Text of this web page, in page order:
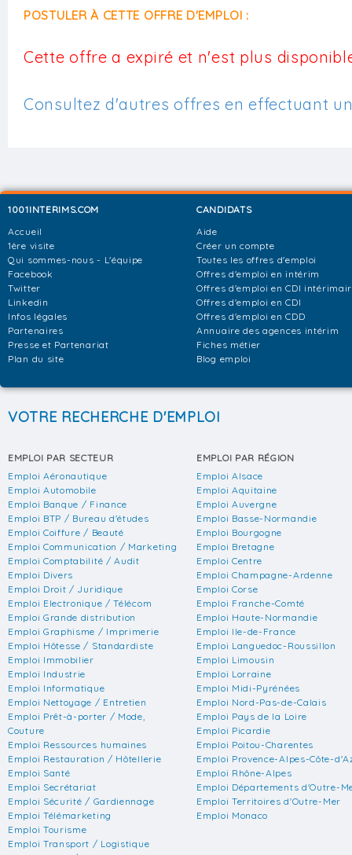
POSTULER À CETTE OFFRE D'EMPLOI :
Cette offre a expiré et n'est plus
Consultez d'autres offres en effectuant
1001INTERIMS.COM
Accueil
1ère visite
Qui sommes-nous - L'équipe
Facebook
Twitter
Linkedin
Infos légales
Partenaires
Presse et Partenariat
Plan du site
CANDIDATS
Aide
Créer un compte
Toutes les offres d'emploi
Offres d'emploi en intérim
Offres d'emploi en CDI
Offres d'emploi en CDI
Offres d'emploi en CDD
Annuaire des agences intérim
Fiches métier
Blog emploi
VOTRE RECHERCHE D'EMPLOI
EMPLOI PAR SECTEUR
Emploi Aéronautique
Emploi Automobile
Emploi Banque / Finance
Emploi BTP / Bureau d'études
Emploi Coiffure / Beauté
Emploi Communication / Marketing
Emploi Comptabilité / Audit
Emploi Divers
Emploi Droit / Juridique
Emploi Electronique / Télécom
Emploi Grande distribution
Emploi Graphisme / Imprimerie
Emploi Hôtesse / Standardiste
Emploi Immobilier
Emploi Industrie
Emploi Informatique
Emploi Nettoyage / Entretien
Emploi Prêt-à-porter / Mode,
Couture
Emploi Ressources humaines
Emploi Restauration / Hôtellerie
Emploi Santé
Emploi Secrétariat
Emploi Sécurité / Gardiennage
Emploi Télémarketing
Emploi Tourisme
Emploi Transport / Logistique
EMPLOI PAR RÉGION
Emploi Alsace
Emploi Aquitaine
Emploi Auvergne
Emploi Basse-Normandie
Emploi Bourgogne
Emploi Bretagne
Emploi Centre
Emploi Champagne-Ardenne
Emploi Corse
Emploi Franche-Comté
Emploi Haute-Normandie
Emploi Ile-de-France
Emploi Languedoc-Roussillon
Emploi Limousin
Emploi Lorraine
Emploi Midi-Pyrénées
Emploi Nord-Pas-de-Calais
Emploi Pays de la Loire
Emploi Picardie
Emploi Poitou-Charentes
Emploi Provence-Alpes-Côte-
Emploi Rhône-Alpes
Emploi Départements d'Outre-
Emploi Territoires d'Outre-Mer
Emploi Monaco